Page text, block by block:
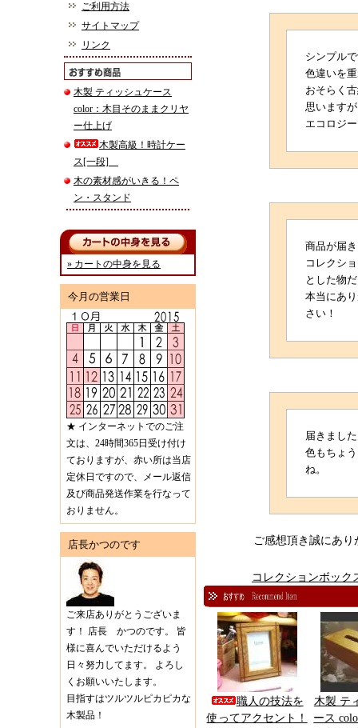
ご利用方法
サイトマップ
リンク
木製 ティッシュケース
color：木目そのままクリヤ
ー仕上げ
木製高級！時計ケー
ス[一段]
木の素材感がいきる！ペ
ン・スタンド
» カートの中身を見る
今月の営業日
★ インターネットでのご注
文は、24時間365日受け付け
ておりますが、赤い所は当店
定休日ですので、メール返信
及び商品発送作業を行なって
おりません。
店長かつのです
ご来店ありがとうございま
す！ 店長 かつのです。 皆
様に喜んでいただけるよう
日々努力してます。 よろし
くお願いいたします。
目指すはツルツルピカピカな
木製品！
シンプル
色違いを
おそらく
思います
エコロジ
商品が届
コレクシ
とした物
本当にあ
さい！
届きまし
色もちょ
ね。
ご感想頂き誠にあ
コレクションボック
職人の技法を
使ってアクセント！
木製 テ
ース